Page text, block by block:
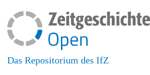
Das Repositorium des IfZ